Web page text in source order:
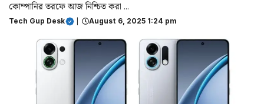
কোম্পানির তরফে আজ নিশ্চিত করা ...
Tech Gup Desk August 6, 2025 1:24 pm